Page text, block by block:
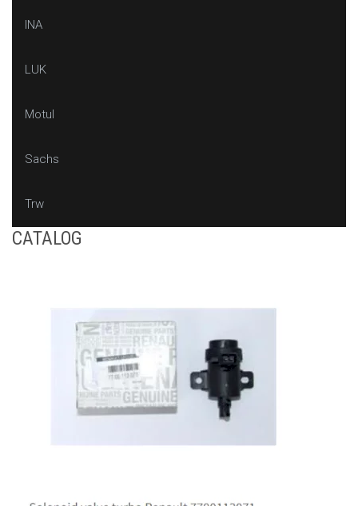
INA
LUK
Motul
Sachs
Trw
CATALOG